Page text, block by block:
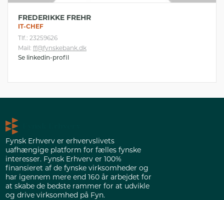
FREDERIKKE FREHR
IT-CHEF
Tlf.: 23259626
Mail: ff@fynskebank.dk
Se linkedin-profil
Fynsk Erhverv er erhvervslivets
uafhængige platform for fælles fynske
interesser. Fynsk Erhverv er 100%
finansieret af de fynske virksomheder og
har igennem mere end 160 år arbejdet for
at skabe de bedste rammer for at udvikle
og drive virksomhed på Fyn.